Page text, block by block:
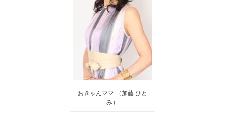
おきゃんママ （加藤 ひと
み）